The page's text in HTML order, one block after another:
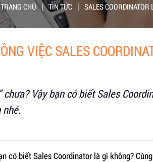
TRANG CHỦ | TIN TỨC | SALES COORDINATOR
VIỆC SALES
Vậy bạn có biết Sales
có biết Sales Coordinator là gì không?